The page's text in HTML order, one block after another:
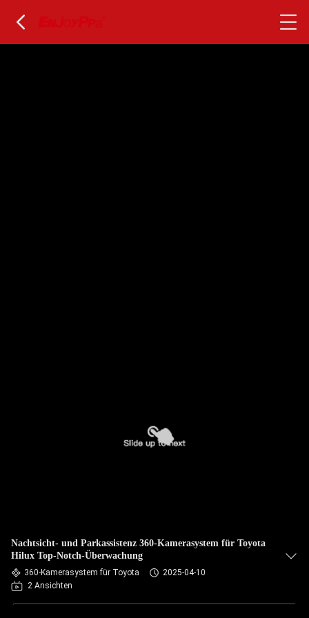
Nachtsicht- und Parkassistenz 360-Kamerasystem für Toyota
Hilux Top-Notch-Überwachung
360-Kamerasystem für Toyota
2025-04-10
2 Ansichten